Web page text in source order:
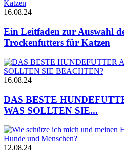
16.08.24
Ein Leitfaden zur Auswahl
Trockenfutters für Katzen
16.08.24
DAS BESTE
WAS SOLLTEN SIE...
12.08.24